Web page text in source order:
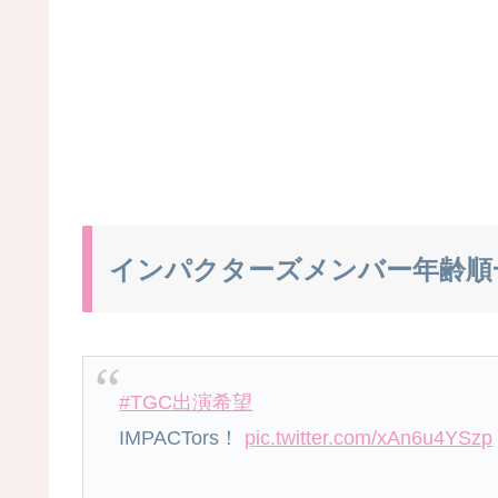
インパクターズメンバー年齢順
#TGC出演希望
IMPACTors！ pic.twitter.com/xAn6u4YSzp